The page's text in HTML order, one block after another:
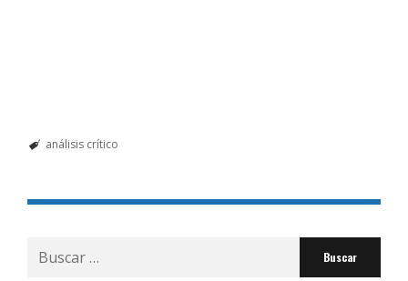
análisis crítico
Buscar
por: